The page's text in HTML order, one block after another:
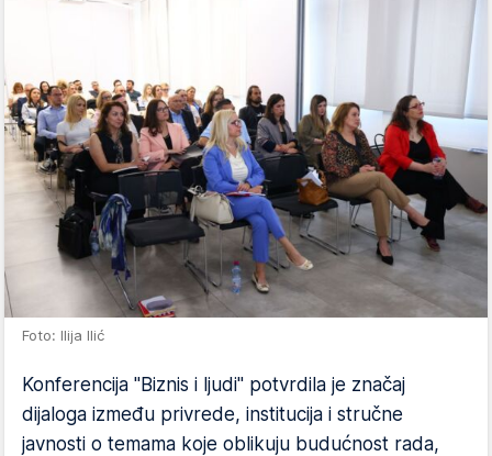
Foto: Ilija Ilić
Konferencija "Biznis i ljudi" potvrdila je značaj
dijaloga između privrede, institucija i stručne
javnosti o temama koje oblikuju budućnost rada,